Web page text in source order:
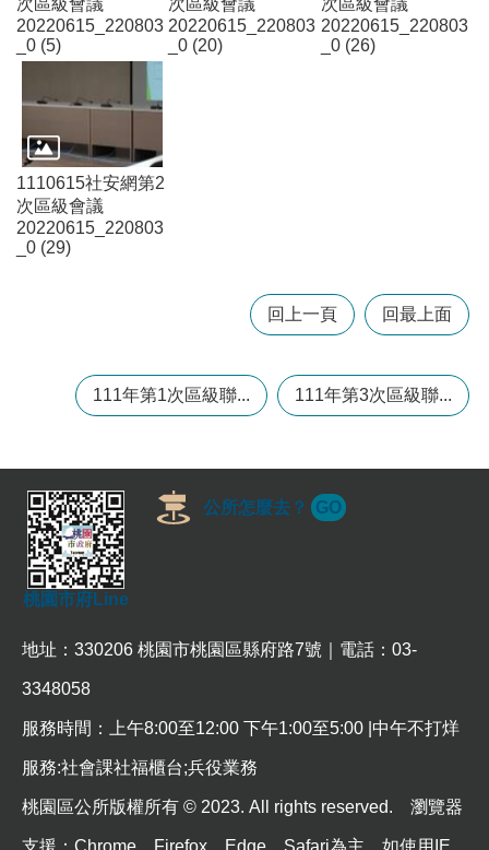
料
網
站
導
覽
桃
園
市
政
府
n
g
s
h
私
權
次區級會議
20220615_220803
_0 (5)
次區級會議
20220615_220803
_0 (20)
次區級會議
20220615_220803
_0 (26)
1110615社安網第2
次區級會議
20220615_220803
_0 (29)
回上一頁 回最上面
111年第1次區級聯... 111年第3次區級聯...
桃園市府Line
公所怎麼去？ GO
地址：330206 桃園市桃園區縣府路7號｜電話：03-
3348058
服務時間：上午8:00至12:00 下午1:00至5:00 |中午不打烊
服務:社會課社福櫃台;兵役業務
桃園區公所版權所有 © 2023. All rights reserved. 瀏覽器
支援：Chrome、Firefox、Edge、Safari為主，如使用IE